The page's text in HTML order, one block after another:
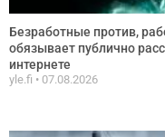
Безработные против,
обязывает публично
интернете
yle.fi 07.08.2026